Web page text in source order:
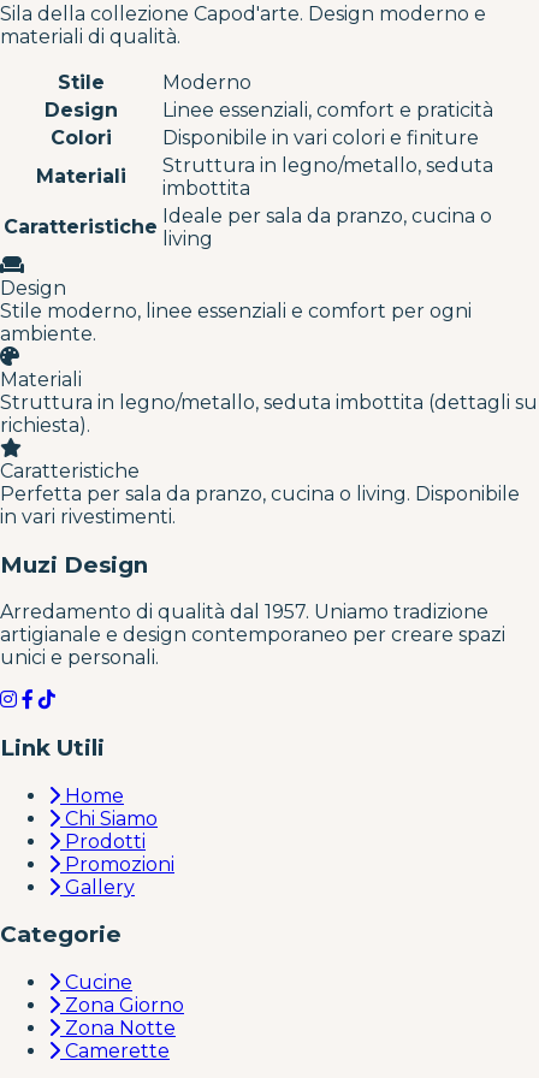
Sila della collezione Capod'arte. Design moderno e
materiali di qualità.
Stile
Moderno
Design
Linee essenziali, comfort e praticità
Colori
Disponibile in vari colori e finiture
Materiali
Struttura in legno/metallo, seduta
imbottita
Caratteristiche Ideale per sala da pranzo, cucina o
living
Design
Stile moderno, linee essenziali e comfort per ogni
ambiente.
Materiali
Struttura in legno/metallo, seduta imbottita (dettagli su
richiesta).
Caratteristiche
Perfetta per sala da pranzo, cucina o living. Disponibile
in vari rivestimenti.
Muzi Design
Arredamento di qualità dal 1957. Uniamo tradizione
artigianale e design contemporaneo per creare spazi
unici e personali.
Link Utili
Home
Chi Siamo
Prodotti
Promozioni
Gallery
Categorie
Cucine
Zona Giorno
Zona Notte
Camerette